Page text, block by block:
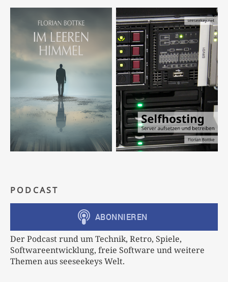
PODCAST
Der Podcast rund um Technik, Retro, Spiele,
Softwareentwicklung, freie Software und weitere
Themen aus seeseekeys Welt.